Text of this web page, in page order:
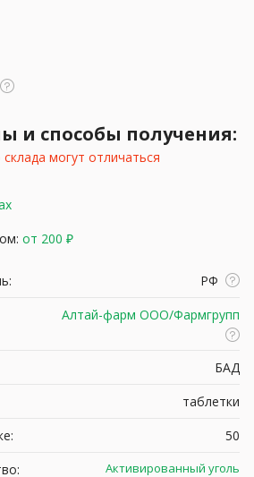
и способы получения:
могут отличаться
от 200 ₽
РФ
Алтай-фарм ООО/Фармгрупп
БАД
таблетки
50
Активированный уголь